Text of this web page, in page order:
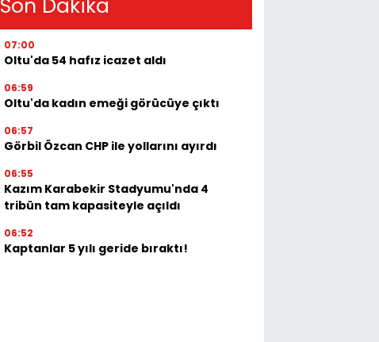
Son Dakika
07:00
Oltu'da 54 hafız icazet aldı
06:59
Oltu'da kadın emeği görücüye çıktı
06:57
Görbil Özcan CHP ile yollarını ayırdı
06:55
Kazım Karabekir Stadyumu'nda 4
tribün tam kapasiteyle açıldı
06:52
Kaptanlar 5 yılı geride bıraktı!